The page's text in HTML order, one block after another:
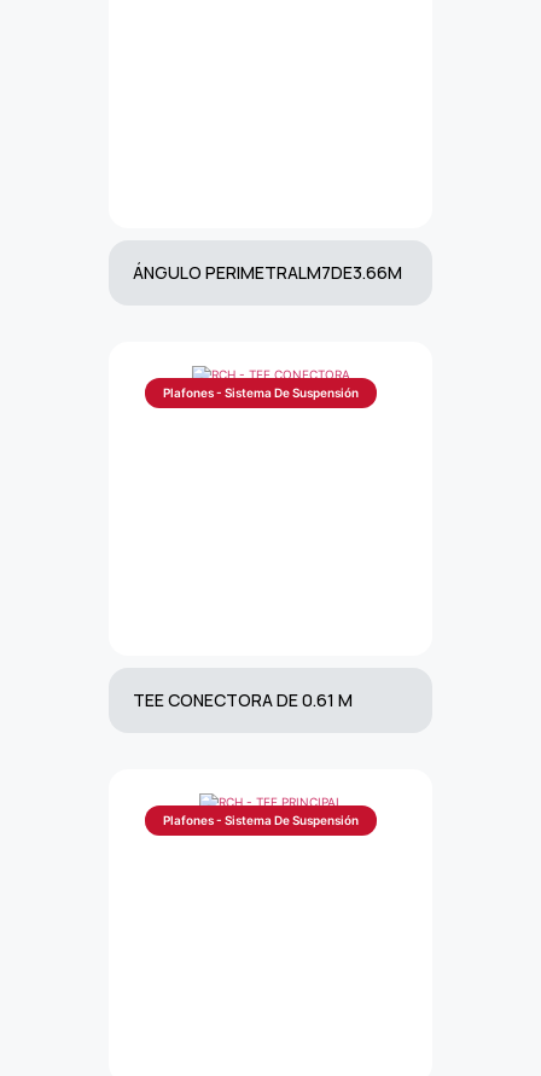
ÁNGULO PERIMETRALM7DE3.66M
Plafones - Sistema De Suspensión
TEE CONECTORA DE 0.61 M
Plafones - Sistema De Suspensión